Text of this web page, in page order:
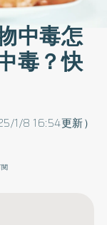
中毒怎
毒？快
1/8 16:54更新）